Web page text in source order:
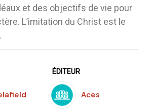
et des objectifs de vie pour
L’imitation du Christ est le
ÉDITEUR
Aces